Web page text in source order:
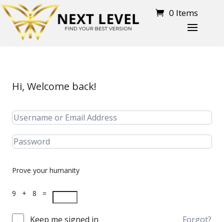
0 Items
Hi, Welcome back!
Prove your humanity
9 + 8 =
Keep me signed in Forgot?